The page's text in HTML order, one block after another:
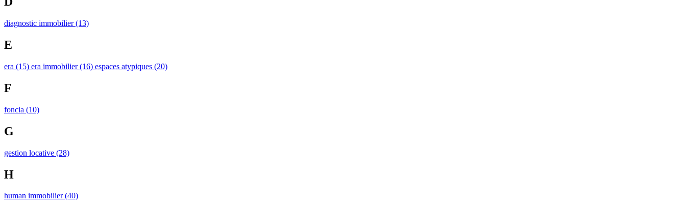
diagnostic immobilier(13)
E
era (15) era immobilier(16) espaces atypiques (20)
F
foncia (10)
G
gestion locative (28)
H
human immobilier(40)